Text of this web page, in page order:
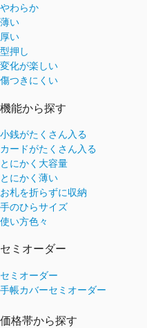
やわらか
薄い
厚い
型押し
変化が楽しい
傷つきにくい
機能から探す
小銭がたくさん入る
カードがたくさん入る
とにかく大容量
とにかく薄い
お札を折らずに収納
手のひらサイズ
使い方色々
セミオーダー
セミオーダー
手帳カバーセミオーダー
価格帯から探す